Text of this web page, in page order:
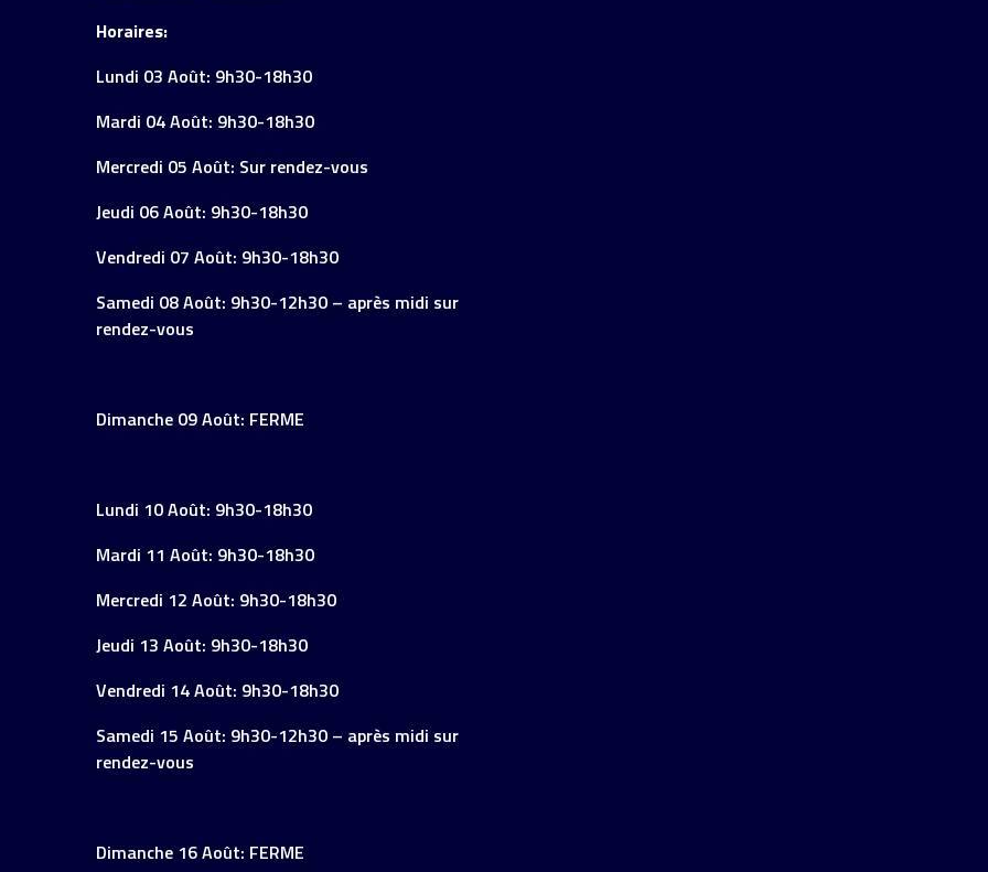
Horaires:
Lundi 03 Août: 9h30-18h30
Mardi 04 Août: 9h30-18h30
Mercredi 05 Août: Sur rendez-vous
Jeudi 06 Août: 9h30-18h30
Vendredi 07 Août: 9h30-18h30
Samedi 08 Août: 9h30-12h30 – après midi sur
rendez-vous
Dimanche 09 Août: FERME
Lundi 10 Août: 9h30-18h30
Mardi 11 Août: 9h30-18h30
Mercredi 12 Août: 9h30-18h30
Jeudi 13 Août: 9h30-18h30
Vendredi 14 Août: 9h30-18h30
Samedi 15 Août: 9h30-12h30 – après midi sur
rendez-vous
Dimanche 16 Août: FERME